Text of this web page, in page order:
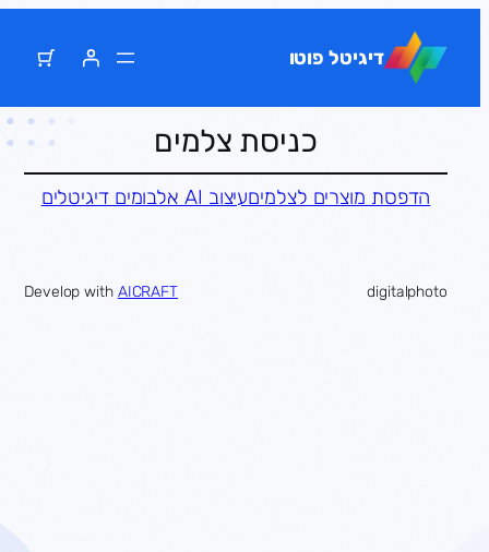
לתוכן
דיגיטל פוטו
כניסת צלמים
הדפסת מוצרים לצלמיםעיצוב AI אלבומים דיגיטלים
digitalphoto
Develop withAICRAFT